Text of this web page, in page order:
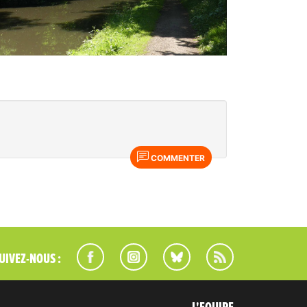
COMMENTER
NOUS :